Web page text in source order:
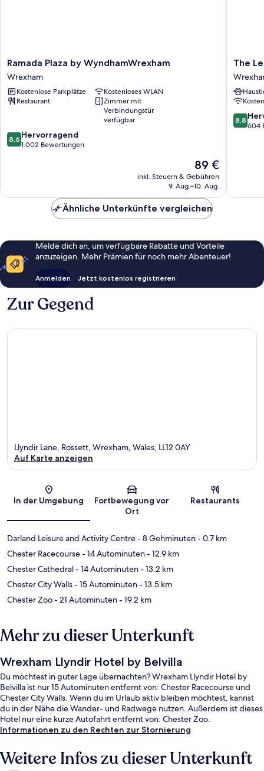
Ramada
Plaza
by
WyndhamWrexham
Wrexham
Ramada Plaza by WyndhamWrexham
Wrexham
Kostenlose Parkplätze
Kostenloses WLAN
Restaurant
Zimmer mit
Verbindungstür
verfügbar
8.6
von
8,6 Hervorragend
1.002 Bewertungen
Der
Preis
beträgt
89 €
inkl. Steuern & Gebühren
9. Aug.–10. Aug.
The
Lemon
Tree
-
Hotel
The
8.8
von
8,8
604
Ähnliche Unterkünfte vergleichen
Melde dich an, um verfügbare Rabatte und Vorteile
anzuzeigen. Mehr Prämien für noch mehr Abenteuer!
Anmelden Jetzt kostenlos registrieren
Zur Gegend
Karte
Llyndir Lane, Rossett, Wrexham, Wales, LL12 0AY
Auf Karte anzeigen
In der Umgebung
Fortbewegung vor
Ort
Restaurants
Darland Leisure and Activity Centre- 8 Gehminuten- 0.7 km
Chester Racecourse- 14 Autominuten- 12.9 km
Chester Cathedral- 14 Autominuten- 13.2 km
Chester City Walls- 15 Autominuten- 13.5 km
Chester Zoo- 21 Autominuten- 19.2 km
Mehr zu dieser Unterkunft
Wrexham Llyndir Hotel by Belvilla
Du möchtest in guter Lage übernachten? Wrexham Llyndir Hotel by
Belvilla ist nur 15 Autominuten entfernt von: Chester Racecourse und
Chester City Walls. Wenn du im Urlaub aktiv bleiben möchtest, kannst
du in der Nähe die Wander- und Radwege nutzen. Außerdem ist dieses
Hotel nur eine kurze Autofahrt entfernt von: Chester Zoo.
Informationen zu den Rechten zur Stornierung
Weitere Infos zu dieser Unterkunft